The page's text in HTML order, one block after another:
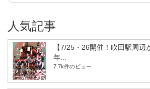
人気記事
【7/25・26開催！吹田駅周辺
年...
7.7k件のビュー